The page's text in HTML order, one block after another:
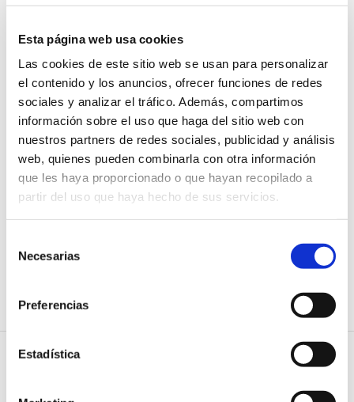
Esta página web usa cookies
Las cookies de este sitio web se usan para personalizar
el contenido y los anuncios, ofrecer funciones de redes
sociales y analizar el tráfico. Además, compartimos
información sobre el uso que haga del sitio web con
nuestros partners de redes sociales, publicidad y análisis
web, quienes pueden combinarla con otra información
que les haya proporcionado o que hayan recopilado a
partir del uso que haya hecho de sus servicios.
Necesarias
Preferencias
Estadística
verdadero impacto radica en su capacidad para anticipar
y liderar los grandes cambios sociales, tecnológicos y
culturales, actuando como un auténtico laboratorio de
tendencias que después se extienden a otros sectores.
El sector vive una auténtica revolución. Los
consumidores están más informados y son más
exigentes: ya no buscan solo productos, sino
experiencias, coherencia y valores. Aunque el comercio
electrónico sigue creciendo, más del 80 % de las
decisiones de compra todavía se inician en el entorno
físico, y el 73 % de los consumidores combina canales